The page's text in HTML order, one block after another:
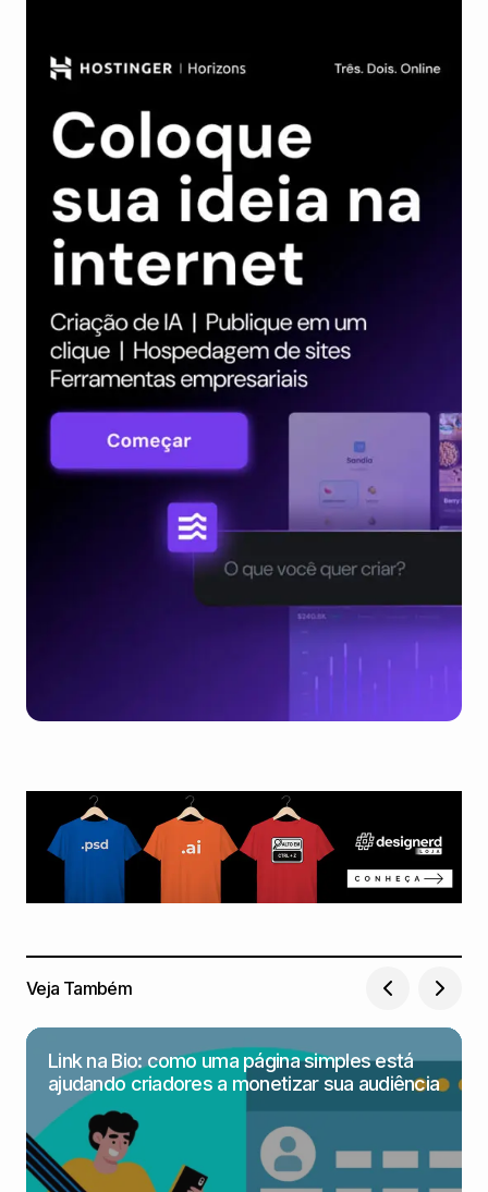
Veja Também
Link na Bio: como uma página simples está
ajudando criadores a monetizar sua audiência